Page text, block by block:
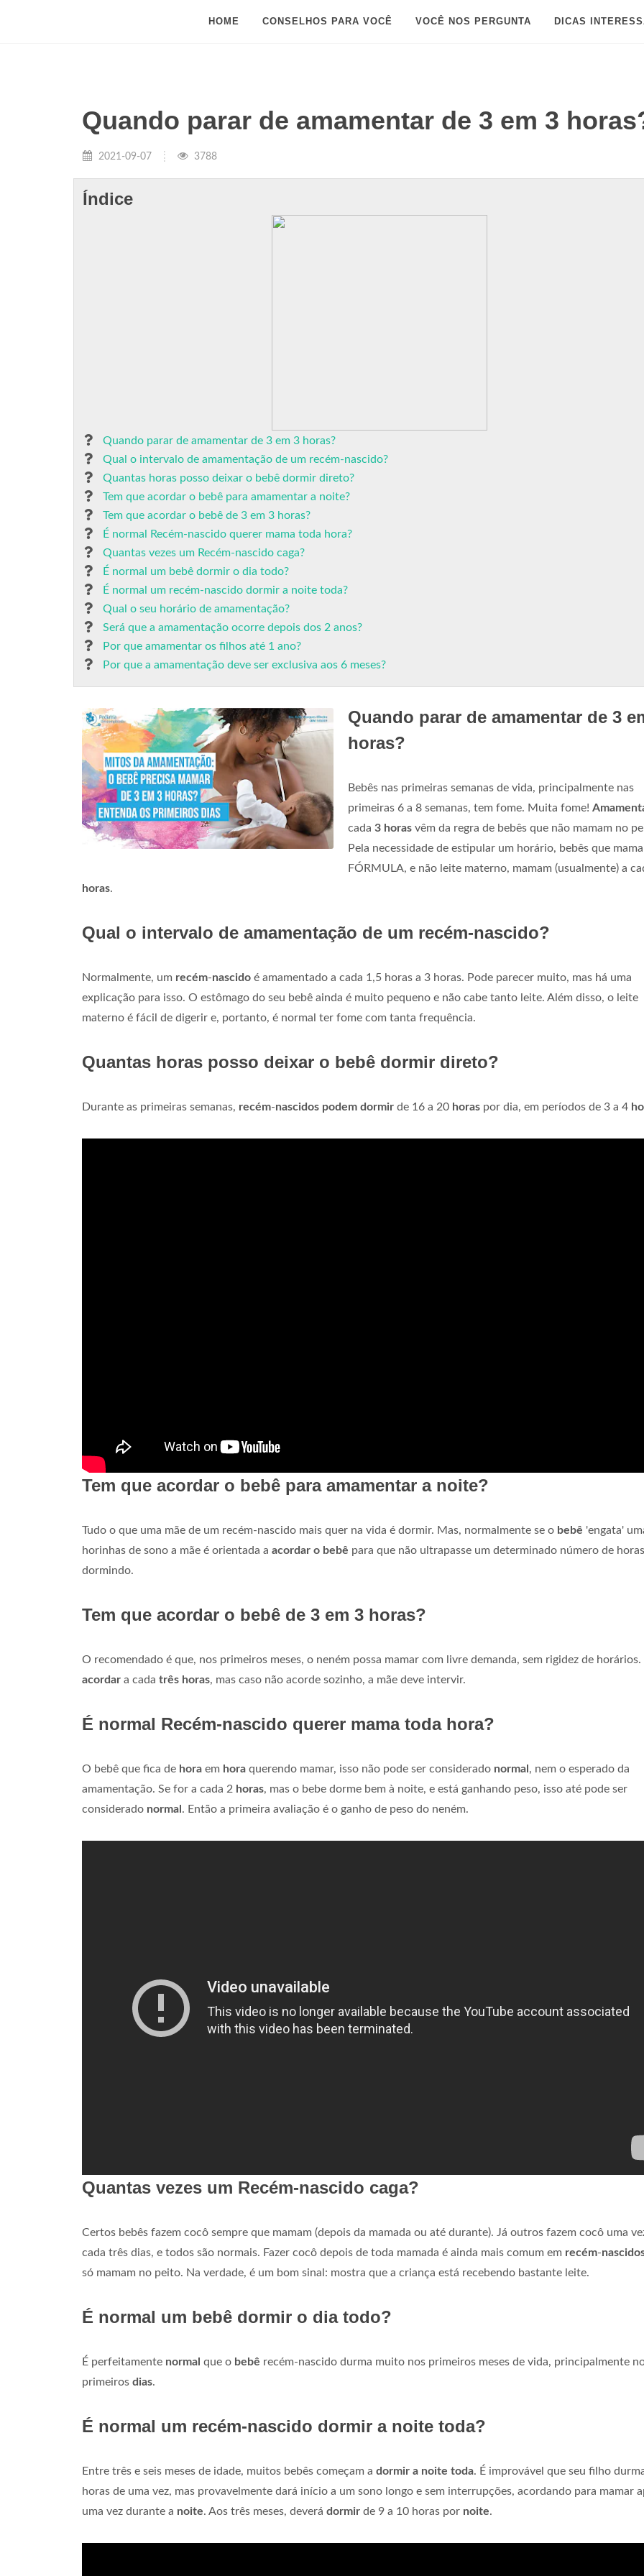
HOME CONSELHOS PARA VOCÊ VOCÊ NOS PERGUNTA DICAS
Quando parar de amamentar de 3 em 3
2021-09-07 3788
Índice
Quando parar de amamentar de 3 em 3 horas?
Qual o intervalo de amamentação de um recém-nascido?
Quantas horas posso deixar o bebê dormir direto?
Tem que acordar o bebê para amamentar a noite?
Tem que acordar o bebê de 3 em 3 horas?
É normal Recém-nascido querer mama toda hora?
Quantas vezes um Recém-nascido caga?
É normal um bebê dormir o dia todo?
É normal um recém-nascido dormir a noite toda?
Qual o seu horário de amamentação?
Será que a amamentação ocorre depois dos 2 anos?
Por que amamentar os filhos até 1 ano?
Por que a amamentação deve ser exclusiva aos 6 meses?
Quando parar de amamentar de 3
horas?
Bebês nas primeiras semanas de vida, principalmente nas
primeiras 6 a 8 semanas, tem fome. Muita fome!
cada 3 horas vêm da regra de bebês que não mamam no
Pela necessidade de estipular um horário, bebês que
FÓRMULA, e não leite materno, mamam (usualmente) a
horas.
Qual o intervalo de amamentação de um recém-nascido?
Normalmente, um recém-nascido é amamentado a cada 1,5 horas a 3 horas. Pode parecer muito, mas há uma
explicação para isso. O estômago do seu bebê ainda é muito pequeno e não cabe tanto leite. Além disso, o leite
materno é fácil de digerir e, portanto, é normal ter fome com tanta frequência.
Quantas horas posso deixar o bebê dormir direto?
Durante as primeiras semanas, recém-nascidos podem dormir de 16 a 20 horas por dia, em períodos de 3 a 4
Tem que acordar o bebê para amamentar a noite?
Tudo o que uma mãe de um recém-nascido mais quer na vida é dormir. Mas, normalmente se o bebê 'engata'
horinhas de sono a mãe é orientada a acordar o bebê para que não ultrapasse um determinado número de horas
dormindo.
Tem que acordar o bebê de 3 em 3 horas?
O recomendado é que, nos primeiros meses, o neném possa mamar com livre demanda, sem rigidez de horários.
acordar a cada três horas, mas caso não acorde sozinho, a mãe deve intervir.
É normal Recém-nascido querer mama toda hora?
O bebê que fica de hora em hora querendo mamar, isso não pode ser considerado normal , nem o esperado da
amamentação. Se for a cada 2 horas, mas o bebe dorme bem à noite, e está ganhando peso, isso até pode ser
considerado normal . Então a primeira avaliação é o ganho de peso do neném.
Quantas vezes um Recém-nascido caga?
Certos bebês fazem cocô sempre que mamam (depois da mamada ou até durante). Já outros fazem cocô uma
cada três dias, e todos são normais. Fazer cocô depois de toda mamada é ainda mais comum em recém-
só mamam no peito. Na verdade, é um bom sinal: mostra que a criança está recebendo bastante leite.
É normal um bebê dormir o dia todo?
É perfeitamente normal que o bebê recém-nascido durma muito nos primeiros meses de vida, principalmente
primeiros dias.
É normal um recém-nascido dormir a noite toda?
Entre três e seis meses de idade, muitos bebês começam a dormir a noite toda. É improvável que seu filho
horas de uma vez, mas provavelmente dará início a um sono longo e sem interrupções, acordando para mamar
uma vez durante a noite. Aos três meses, deverá dormir de 9 a 10 horas por noite.